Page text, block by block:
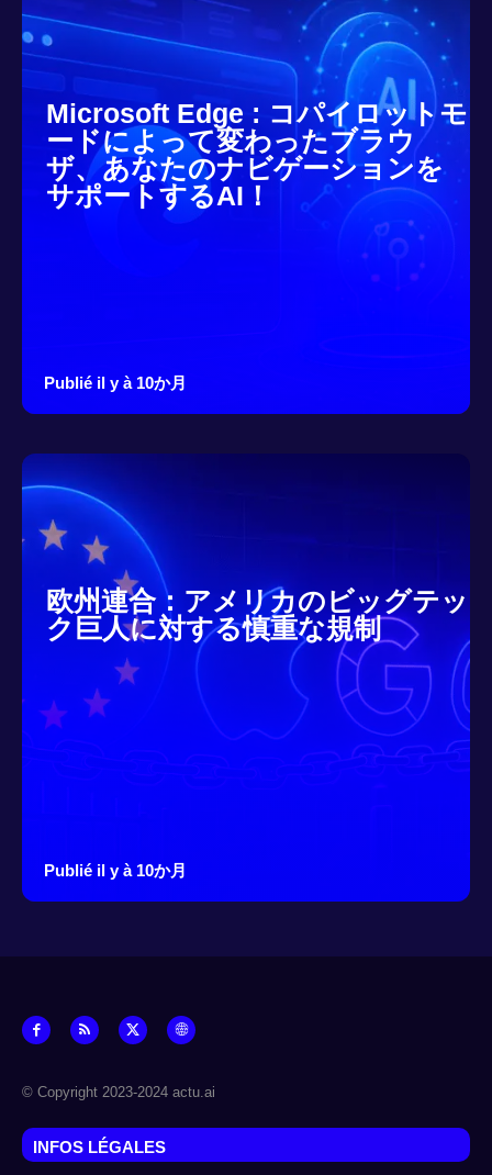
Microsoft Edge : コパイロットモ
ードによって変わったブラウ
ザ、あなたのナビゲーションを
サポートするAI！
Publié il y à 10か月
欧州連合：アメリカのビッグテッ
ク巨人に対する慎重な規制
Publié il y à 10か月
© Copyright 2023-2024 actu.ai
INFOS LÉGALES